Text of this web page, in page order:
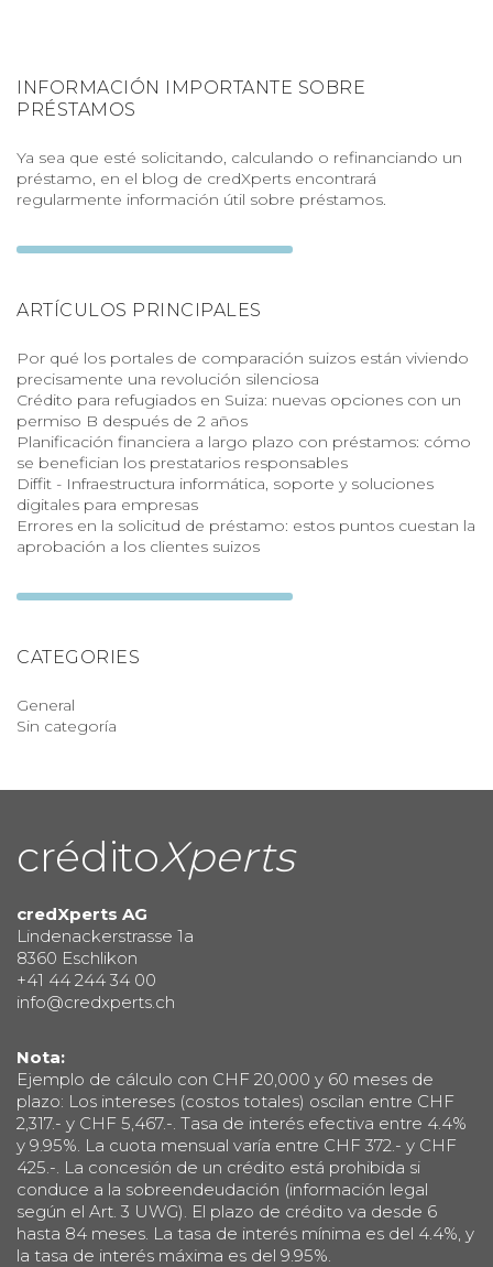
INFORMACIÓN IMPORTANTE SOBRE
PRÉSTAMOS
Ya sea que esté solicitando, calculando o refinanciando un
préstamo, en el blog de credXperts encontrará
regularmente información útil sobre préstamos.
ARTÍCULOS PRINCIPALES
Por qué los portales de comparación suizos están viviendo
precisamente una revolución silenciosa
Crédito para refugiados en Suiza: nuevas opciones con un
permiso B después de 2 años
Planificación financiera a largo plazo con préstamos: cómo
se benefician los prestatarios responsables
Diffit - Infraestructura informática, soporte y soluciones
digitales para empresas
Errores en la solicitud de préstamo: estos puntos cuestan la
aprobación a los clientes suizos
CATEGORIES
General
Sin categoría
créditoXperts
credXperts AG
Lindenackerstrasse 1a
8360 Eschlikon
+41 44 244 34 00
info@credxperts.ch
Nota:
Ejemplo de cálculo con CHF 20,000 y 60 meses de
plazo: Los intereses (costos totales) oscilan entre CHF
2,317.- y CHF 5,467.-. Tasa de interés efectiva entre 4.4%
y 9.95%. La cuota mensual varía entre CHF 372.- y CHF
425.-. La concesión de un crédito está prohibida si
conduce a la sobreendeudación (información legal
según el Art. 3 UWG). El plazo de crédito va desde 6
hasta 84 meses. La tasa de interés mínima es del 4.4%, y
la tasa de interés máxima es del 9.95%.